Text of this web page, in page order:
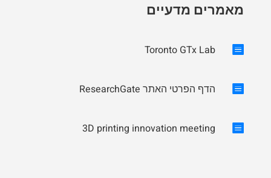
מאמרים מדעיים

Toronto GTx Lab
 הדף הפרטי האתר ResearchGate

3D printing innovation meeting